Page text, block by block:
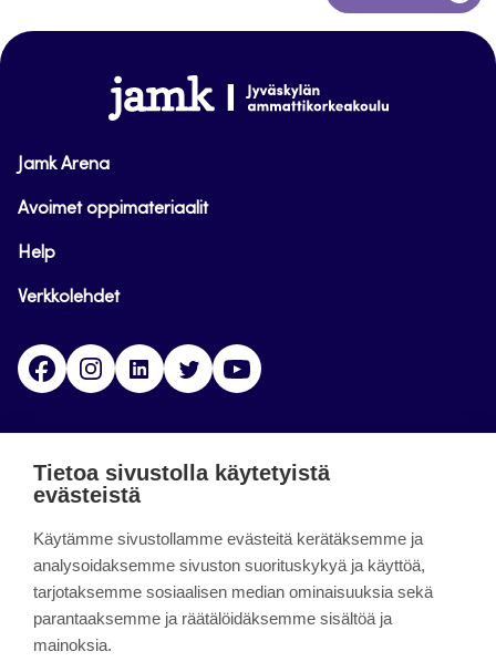
takaisin
www.jamk.fi
Jamk Arena
Avoimet oppimateriaalit
Help
Verkkolehdet
FacebookInstagramLinkedinTwitter
päättynyt 11.9.2023.
About the site
Käyttöehdot
Tietoa sivustolla käytetyistä
evästeistä
Käytämme sivustollamme evästeitä kerätäksemme ja
analysoidaksemme sivuston suorituskykyä ja käyttöä,
tarjotaksemme sosiaalisen median ominaisuuksia sekä
parantaaksemme ja räätälöidäksemme sisältöä ja
mainoksia.